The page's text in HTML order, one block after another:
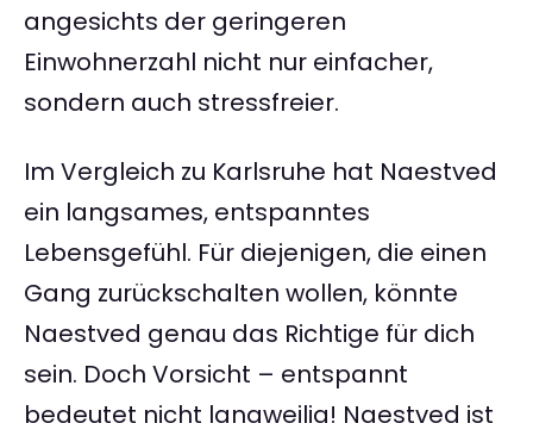
angesichts der geringeren
Einwohnerzahl nicht nur einfacher,
sondern auch stressfreier.
Im Vergleich zu Karlsruhe hat Naestved
ein langsames, entspanntes
Lebensgefühl. Für diejenigen, die einen
Gang zurückschalten wollen, könnte
Naestved genau das Richtige für dich
sein. Doch Vorsicht – entspannt
bedeutet nicht langweilig! Naestved ist